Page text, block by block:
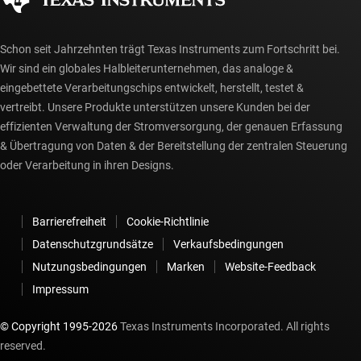
Schon seit Jahrzehnten trägt Texas Instruments zum Fortschritt bei.
Wir sind ein globales Halbleiterunternehmen, das analoge &
eingebettete Verarbeitungschips entwickelt, herstellt, testet &
vertreibt. Unsere Produkte unterstützen unsere Kunden bei der
effizienten Verwaltung der Stromversorgung, der genauen Erfassung
& Übertragung von Daten & der Bereitstellung der zentralen Steuerung
oder Verarbeitung in ihren Designs.
Barrierefreiheit
Cookie-Richtlinie
Datenschutzgrundsätze
Verkaufsbedingungen
Nutzungsbedingungen
Marken
Website-Feedback
Impressum
© Copyright 1995-2026Texas Instruments Incorporated. All rights
reserved.